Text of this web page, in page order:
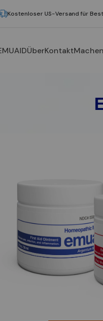
Kostenloser US-Versand für
ÜberKontakt